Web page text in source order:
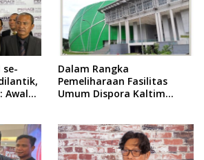
se-
Awal
Dalam Rangka
Pemeliharaan Fasilitas
Umum Dispora Kaltim